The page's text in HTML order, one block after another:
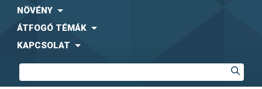
NÖVÉNY
ÁTFOGÓ TÉMÁK
KAPCSOLAT